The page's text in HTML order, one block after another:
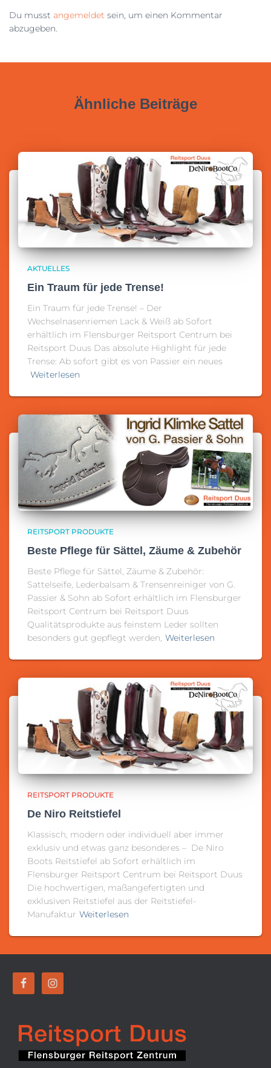
Du musst angemeldet sein, um einen Kommentar
abzugeben.
Ähnliche Beiträge
AKTUELLES
Ein Traum für jede Trense!
Ein Traum für jede Trense! – Der
Wechselnasenriemen Lack & Weiß ab Sofort
erhältlich im Flensburger Reitsport Centrum bei
Reitsport Duus Das absolute Highlight für jede
Trense: Ab sofort gibt es von Passier ein neues
Weiterlesen
REITSPORT PRODUKTE
Beste Pflege für Sättel, Zäume & Zubehör
Beste Pflege für Sättel, Zäume & Zubehör:
Sattelseife, Lederbalsam & Trensenreiniger von G.
Passier & Sohn ab Sofort erhältlich im Flensburger
Reitsport Centrum bei Reitsport Duus
Qualitätsprodukte aus feinstem Leder sollten
besonders gut gepflegt werden, Weiterlesen
REITSPORT PRODUKTE
De Niro Reitstiefel
Klassisch, modern oder individuell aber immer
exklusiv und etwas ganz besonderes – De Niro
Boots Reitstiefel ab Sofort erhältlich im
Flensburger Reitsport Centrum bei Reitsport Duus
Die hochwertigen, maßangefertigten und
exklusiven Reitstiefel aus der Reitstiefel-
Manufaktur Weiterlesen